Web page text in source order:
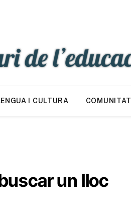
I CULTURA COMUNITAT
un lloc